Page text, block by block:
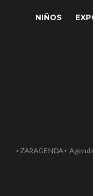
NIÑOS
⋆ZARAGENDA⋆